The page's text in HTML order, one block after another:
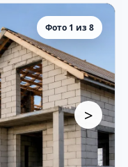
Фото 1 из 8
>